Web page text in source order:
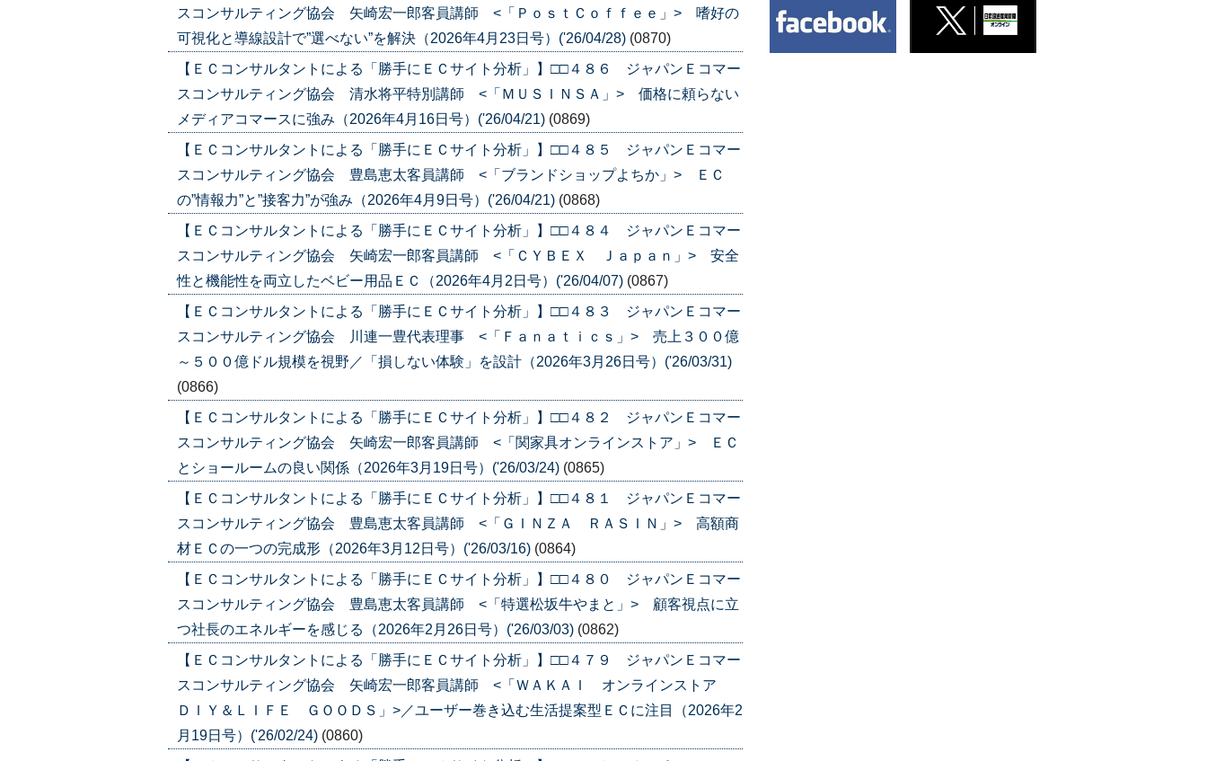
スコンサルティング協会 矢崎宏一郎客員講師 <「ＰｏｓｔＣｏｆｆｅｅ」> 嗜好の
可視化と導線設計で”選べない”を解決（2026年4月23日号）('26/04/28) (0870)
【ＥＣコンサルタントによる「勝手にＥＣサイト分析」】□□４８６ ジャパンＥコマー
スコンサルティング協会 清水将平特別講師 <「ＭＵＳＩＮＳＡ」> 価格に頼らない
メディアコマースに強み（2026年4月16日号）('26/04/21) (0869)
【ＥＣコンサルタントによる「勝手にＥＣサイト分析」】□□４８５ ジャパンＥコマー
スコンサルティング協会 豊島恵太客員講師 <「ブランドショップよちか」> ＥＣ
の”情報力”と”接客力”が強み（2026年4月9日号）('26/04/21) (0868)
【ＥＣコンサルタントによる「勝手にＥＣサイト分析」】□□４８４ ジャパンＥコマー
スコンサルティング協会 矢崎宏一郎客員講師 <「ＣＹＢＥＸ Ｊａｐａｎ」> 安全
性と機能性を両立したベビー用品ＥＣ（2026年4月2日号）('26/04/07) (0867)
【ＥＣコンサルタントによる「勝手にＥＣサイト分析」】□□４８３ ジャパンＥコマー
スコンサルティング協会 川連一豊代表理事 <「Ｆａｎａｔｉｃｓ」> 売上３００億
～５００億ドル規模を視野／「損しない体験」を設計（2026年3月26日号）('26/03/31)
(0866)
【ＥＣコンサルタントによる「勝手にＥＣサイト分析」】□□４８２ ジャパンＥコマー
スコンサルティング協会 矢崎宏一郎客員講師 <「関家具オンラインストア」> ＥＣ
とショールームの良い関係（2026年3月19日号）('26/03/24) (0865)
【ＥＣコンサルタントによる「勝手にＥＣサイト分析」】□□４８１ ジャパンＥコマー
スコンサルティング協会 豊島恵太客員講師 <「ＧＩＮＺＡ ＲＡＳＩＮ」> 高額商
材ＥＣの一つの完成形（2026年3月12日号）('26/03/16) (0864)
【ＥＣコンサルタントによる「勝手にＥＣサイト分析」】□□４８０ ジャパンＥコマー
スコンサルティング協会 豊島恵太客員講師 <「特選松坂牛やまと」> 顧客視点に立
つ社長のエネルギーを感じる（2026年2月26日号）('26/03/03) (0862)
【ＥＣコンサルタントによる「勝手にＥＣサイト分析」】□□４７９ ジャパンＥコマー
スコンサルティング協会 矢崎宏一郎客員講師 <「ＷＡＫＡＩ オンラインストア
ＤＩＹ＆ＬＩＦＥ ＧＯＯＤＳ」>／ユーザー巻き込む生活提案型ＥＣに注目（2026年2
月19日号）('26/02/24) (0860)